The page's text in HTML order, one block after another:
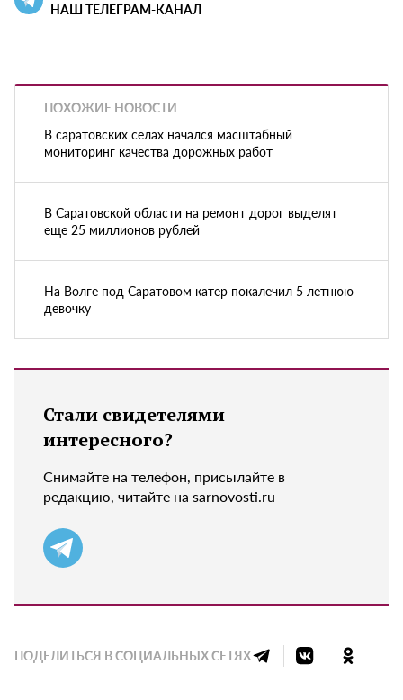
НАШ ТЕЛЕГРАМ-КАНАЛ
ПОХОЖИЕ НОВОСТИ
В саратовских селах начался масштабный
мониторинг качества дорожных работ
В Саратовской области на ремонт дорог выделят
еще 25 миллионов рублей
На Волге под Саратовом катер покалечил 5-летнюю
девочку
Стали свидетелями
интересного?
Снимайте на телефон, присылайте в
редакцию, читайте на sarnovosti.ru
ПОДЕЛИТЬСЯ В СОЦИАЛЬНЫХ СЕТЯХ